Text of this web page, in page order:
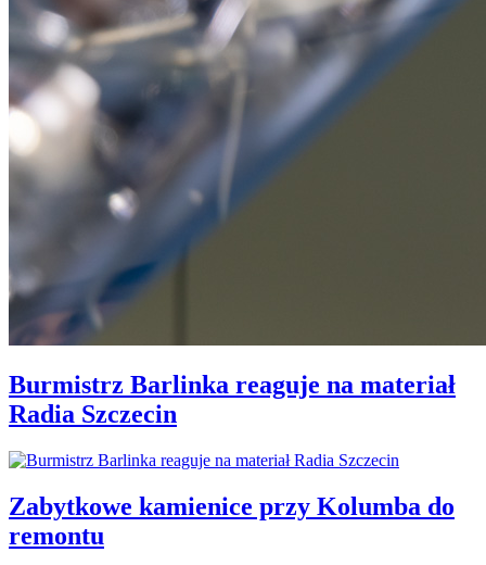
Burmistrz Barlinka reaguje na materiał
Radia Szczecin
Zabytkowe kamienice przy Kolumba do
remontu